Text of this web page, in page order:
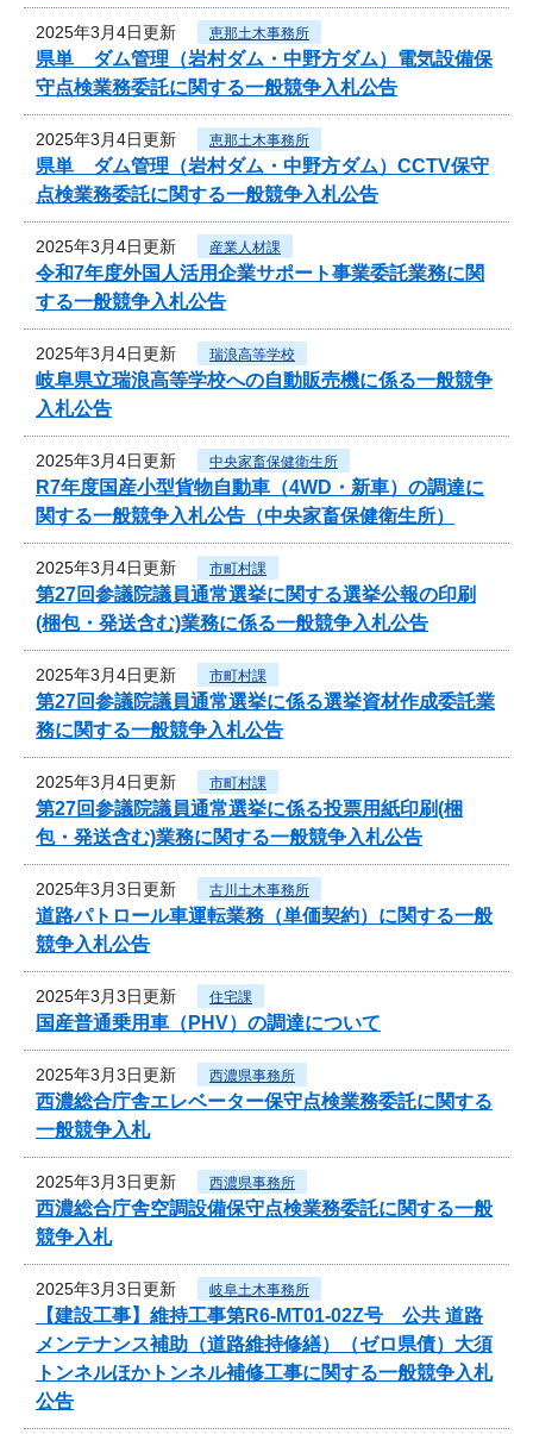
2025年3月4日更新 恵那土木事務所
県単 ダム管理（岩村ダム・中野方ダム）電気設備保
守点検業務委託に関する一般競争入札公告
2025年3月4日更新 恵那土木事務所
県単 ダム管理（岩村ダム・中野方ダム）CCTV保守
点検業務委託に関する一般競争入札公告
2025年3月4日更新 産業人材課
令和7年度外国人活用企業サポート事業委託業務に関
する一般競争入札公告
2025年3月4日更新 瑞浪高等学校
岐阜県立瑞浪高等学校への自動販売機に係る一般競争
入札公告
2025年3月4日更新 中央家畜保健衛生所
R7年度国産小型貨物自動車（4WD・新車）の調達に
関する一般競争入札公告（中央家畜保健衛生所）
2025年3月4日更新 市町村課
第27回参議院議員通常選挙に関する選挙公報の印刷
(梱包・発送含む)業務に係る一般競争入札公告
2025年3月4日更新 市町村課
第27回参議院議員通常選挙に係る選挙資材作成委託業
務に関する一般競争入札公告
2025年3月4日更新 市町村課
第27回参議院議員通常選挙に係る投票用紙印刷(梱
包・発送含む)業務に関する一般競争入札公告
2025年3月3日更新 古川土木事務所
道路パトロール車運転業務（単価契約）に関する一般
競争入札公告
2025年3月3日更新 住宅課
国産普通乗用車（PHV）の調達について
2025年3月3日更新 西濃県事務所
西濃総合庁舎エレベーター保守点検業務委託に関する
一般競争入札
2025年3月3日更新 西濃県事務所
西濃総合庁舎空調設備保守点検業務委託に関する一般
競争入札
2025年3月3日更新 岐阜土木事務所
【建設工事】維持工事第R6-MT01-02Z号 公共 道路
メンテナンス補助（道路維持修繕）（ゼロ県債）大須
トンネルほかトンネル補修工事に関する一般競争入札
公告